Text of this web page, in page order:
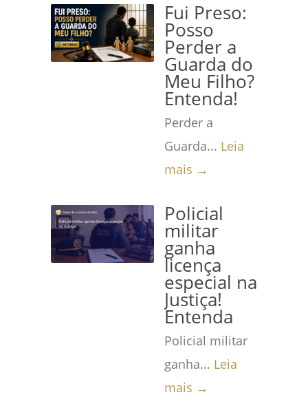
Fui Preso:
Posso
Perder a
Guarda do
Meu Filho?
Entenda!
Perder a
Guarda... Leia
mais →
Policial
militar
ganha
licença
especial na
Justiça!
Entenda
Policial militar
ganha... Leia
mais →